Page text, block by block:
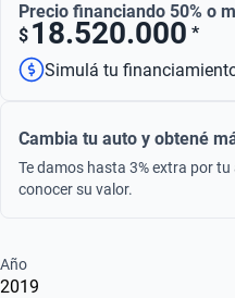
Precio financiando 50% o
$ 18.520.000 *
Simulá tu
Cambia tu auto y obtené
Te damos hasta 3% extra por
conocer su valor.
Año
2019